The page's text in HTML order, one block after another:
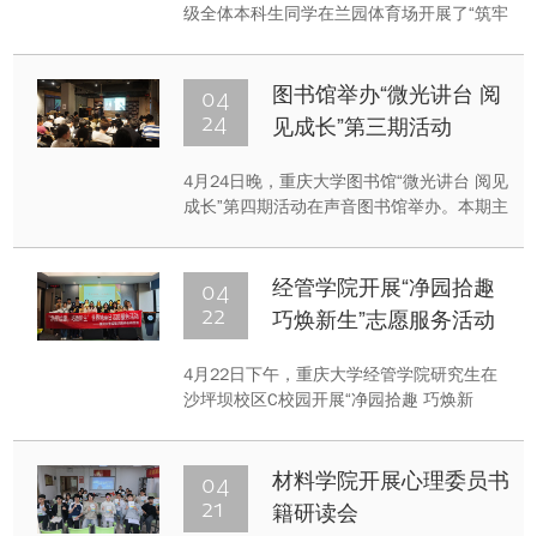
级全体本科生同学在兰园体育场开展了“筑牢
统筹组织，体育委员陈水平策划执行，旨在
通过“理论学习+体育竞技”的创新形式，将国
家安全教育与缅怀英烈精神有机融合。
04
24
图书馆举办“微光讲台 阅
见成长”第三期活动
4月24日晚，重庆大学图书馆“微光讲台 阅见
成长”第四期活动在声音图书馆举办。本期主
绕个人升学经历与在重庆大学的成长故事进
行了分享，现场同学参与交流。
04
22
经管学院开展“净园拾趣
巧焕新生”志愿服务活动
4月22日下午，重庆大学经管学院研究生在
沙坪坝校区C校园开展“净园拾趣 巧焕新
行志愿精神与可持续发展理念，助力打造绿
色文明、低碳环保的美丽校园，彰显青年担
04
21
材料学院开展心理委员书
籍研读会